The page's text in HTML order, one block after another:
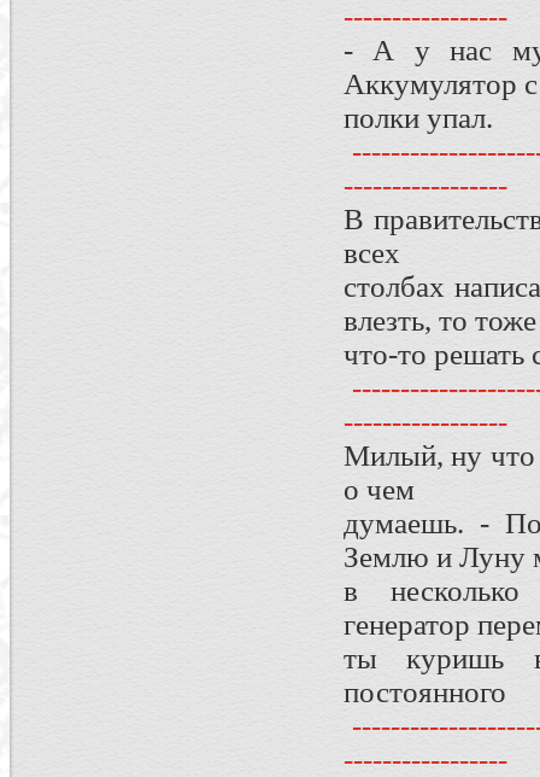
-----------------
- А у нас
Аккумулятор с
полки упал.
-----------------
В
всех
столбах
влезть, то
что-то решать
-----------------
Милый, ну что
о чем
думаешь. -
Землю и Луну
в
генератор
ты куришь
постоянного
-----------------